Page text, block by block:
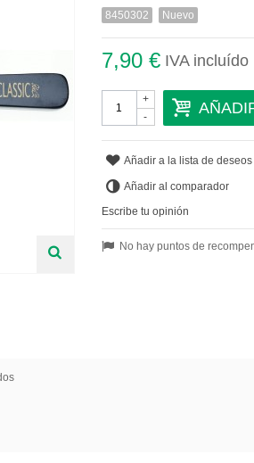
8450302 Nuevo
7,90 € IVA incluído
-
+
Añadir a la lista de deseos
Añadir al comparador
Escribe tu opinión
No hay puntos de